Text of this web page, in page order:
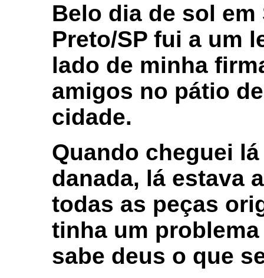
Belo dia de sol
Preto/SP fui a um
lado de minha
amigos no pátio
cidade.
Quando cheguei
danada, lá estava
todas as peças
tinha um
sabe deus o que